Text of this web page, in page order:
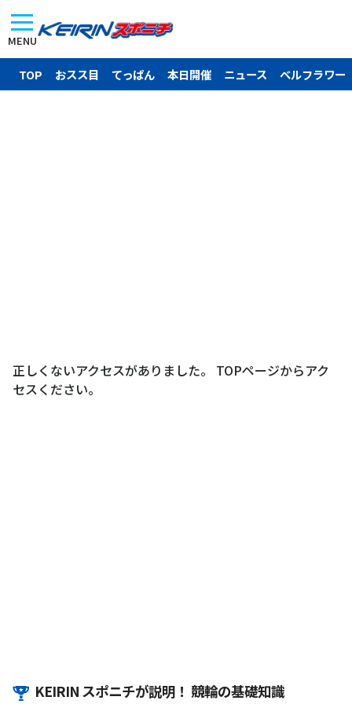
MENU
TOP おスス目 てっぱん 本日開催 ニュース ベルフラワー
正しくないアクセスがありました。 TOPページからアク
セスください。
KEIRIN スポニチが説明！ 競輪の基礎知識